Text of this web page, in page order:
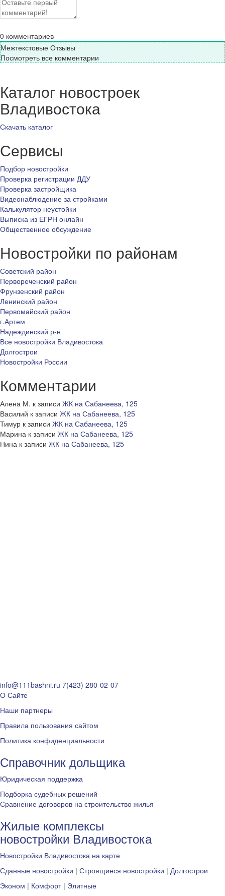
0 комментариев
Межтекстовые Отзывы
Посмотреть все комментарии
Каталог новостроек
Владивостока
Скачать каталог
Сервисы
Подбор новостройки
Проверка регистрации ДДУ
Проверка застройщика
Видеонаблюдение за стройками
Калькулятор неустойки
Выписка из ЕГРН онлайн
Общественное обсуждение
Новостройки по районам
Советский район
Первореченский район
Фрунзенский район
Ленинский район
Первомайский район
г.Артем
Надеждинский р-н
Все новостройки Владивостока
Долгострои
Новостройки России
Комментарии
Алена М. к записи ЖК на Сабанеева, 125
Василий к записи ЖК на Сабанеева, 125
Тимур к записи ЖК на Сабанеева, 125
Марина к записи ЖК на Сабанеева, 125
Нина к записи ЖК на Сабанеева, 125
info@111bashni.ru 7(423) 280-02-07
О Сайте
Наши партнеры
Правила пользования сайтом
Политика конфиденциальности
Справочник дольщика
Юридическая поддержка
Подборка судебных решений
Сравнение договоров на строительство жилья
Жилые комплексы
новостройки Владивостока
Новостройки Владивостока на карте
Сданные новостройки | Строящиеся новостройки | Долгострои
Эконом | Комфорт| Элитные